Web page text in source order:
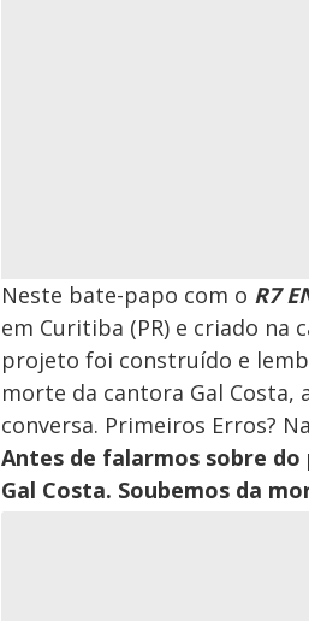
Neste bate-papo com o R7
em Curitiba (PR) e criado na
projeto foi construído e
morte da cantora Gal Costa,
conversa. Primeiros Erros?
Antes de falarmos sobre
Gal Costa. Soubemos da